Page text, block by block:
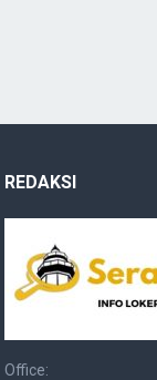
REDAKSI
Office: